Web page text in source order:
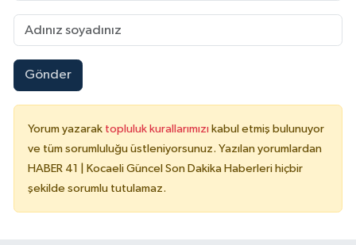
Gönder
Yorum yazarak topluluk kurallarımızı kabul etmiş bulunuyor
ve tüm sorumluluğu üstleniyorsunuz. Yazılan yorumlardan
HABER 41 | Kocaeli Güncel Son Dakika Haberleri hiçbir
şekilde sorumlu tutulamaz.